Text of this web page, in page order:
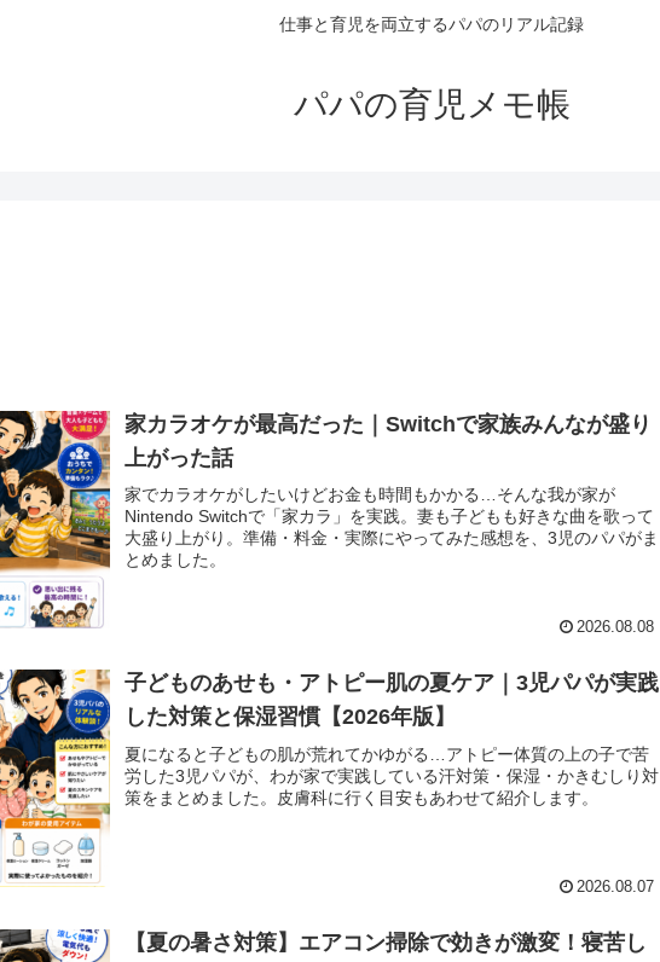
仕事と育児を両立するパパのリアル記録
パパの育児メモ帳
家カラオケが最高だった｜Switchで家族みんなが盛り
上がった話
家でカラオケがしたいけどお金も時間もかかる…そんな我が家が
Nintendo Switchで「家カラ」を実践。妻も子どもも好きな曲を歌って
大盛り上がり。準備・料金・実際にやってみた感想を、3児のパパがま
とめました。
2026.08.08
子どものあせも・アトピー肌の夏ケア｜3児パパが実践
した対策と保湿習慣【2026年版】
夏になると子どもの肌が荒れてかゆがる…アトピー体質の上の子で苦
労した3児パパが、わが家で実践している汗対策・保湿・かきむしり対
策をまとめました。皮膚科に行く目安もあわせて紹介します。
2026.08.07
【夏の暑さ対策】エアコン掃除で効きが激変！寝苦し